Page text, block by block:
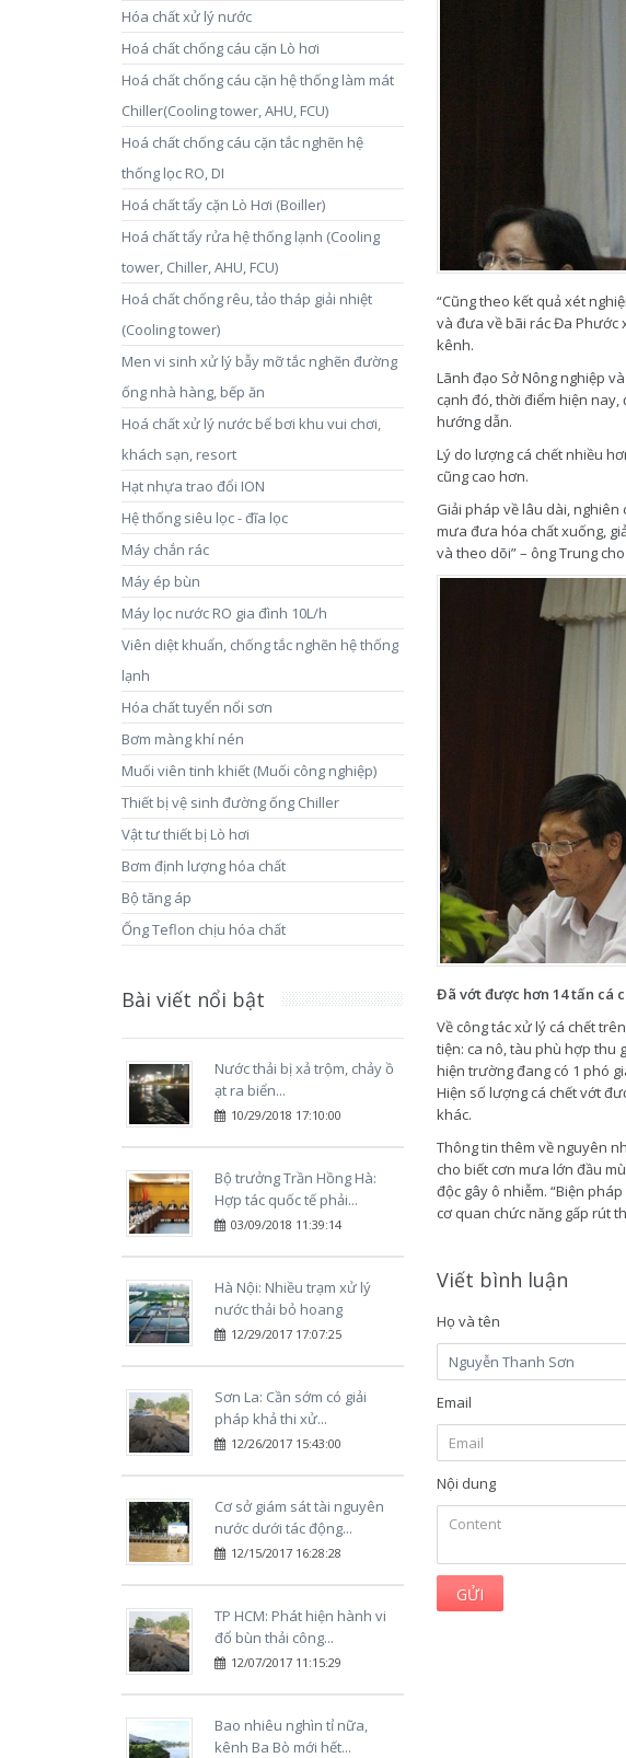
Hóa chất xử lý nước
Hoá chất chống cáu cặn Lò hơi
Hoá chất chống cáu cặn hệ thống làm mát
Chiller(Cooling tower, AHU, FCU)
Hoá chất chống cáu cặn tắc nghẽn hệ
thống lọc RO, DI
Hoá chất tẩy cặn Lò Hơi (Boiller)
Hoá chất tẩy rửa hệ thống lạnh (Cooling
tower, Chiller, AHU, FCU)
Hoá chất chống rêu, tảo tháp giải nhiệt
(Cooling tower)
Men vi sinh xử lý bẫy mỡ tắc nghẽn đường
ống nhà hàng, bếp ăn
Hoá chất xử lý nước bể bơi khu vui chơi,
khách sạn, resort
Hạt nhựa trao đổi ION
Hệ thống siêu lọc - đĩa lọc
Máy chắn rác
Máy ép bùn
Máy lọc nước RO gia đình 10L/h
Viên diệt khuẩn, chống tắc nghẽn hệ thống
lạnh
Hóa chất tuyển nổi sơn
Bơm màng khí nén
Muối viên tinh khiết (Muối công nghiệp)
Thiết bị vệ sinh đường ống Chiller
Vật tư thiết bị Lò hơi
Bơm định lượng hóa chất
Bộ tăng áp
Ống Teflon chịu hóa chất
Bài viết nổi bật
Nước thải bị xả trộm, chảy ồ
ạt ra biển...
10/29/2018 17:10:00
Bộ trưởng Trần Hồng Hà:
Hợp tác quốc tế phải...
03/09/2018 11:39:14
Hà Nội: Nhiều trạm xử lý
nước thải bỏ hoang
12/29/2017 17:07:25
Sơn La: Cần sớm có giải
pháp khả thi xử...
12/26/2017 15:43:00
Cơ sở giám sát tài nguyên
nước dưới tác động...
12/15/2017 16:28:28
TP HCM: Phát hiện hành vi
đổ bùn thải công...
12/07/2017 11:15:29
Bao nhiêu nghìn tỉ nữa,
kênh Ba Bò mới hết...
“Cũng theo kết quả xét
và đưa về bãi rác Đa Phước
kênh.
Lãnh đạo Sở Nông nghiệp
cạnh đó, thời điểm hiện
hướng dẫn.
Lý do lượng cá chết nhiều
cũng cao hơn.
Giải pháp về lâu dài,
mưa đưa hóa chất xuống,
và theo dõi” – ông Trung
Đã vớt được hơn 14 tấn cá
Về công tác xử lý cá chết
tiện: ca nô, tàu phù hợp thu
hiện trường đang có 1 phó
Hiện số lượng cá chết vớt
khác.
Thông tin thêm về nguyên
cho biết cơn mưa lớn đầu
độc gây ô nhiễm. “Biện
cơ quan chức năng gấp rút
Viết bình luận
Họ và tên
Email
Nội dung
GỬI